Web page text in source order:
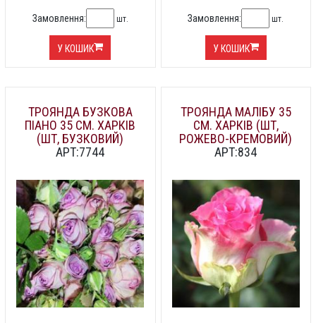
Замовлення: шт.
У КОШИК
Замовлення: шт.
У КОШИК
ТРОЯНДА БУЗКОВА
ПІАНО 35 СМ. ХАРКІВ
(ШТ, БУЗКОВИЙ)
АРТ:7744
ТРОЯНДА МАЛІБУ 35
СМ. ХАРКІВ (ШТ,
РОЖЕВО-КРЕМОВИЙ)
АРТ:834